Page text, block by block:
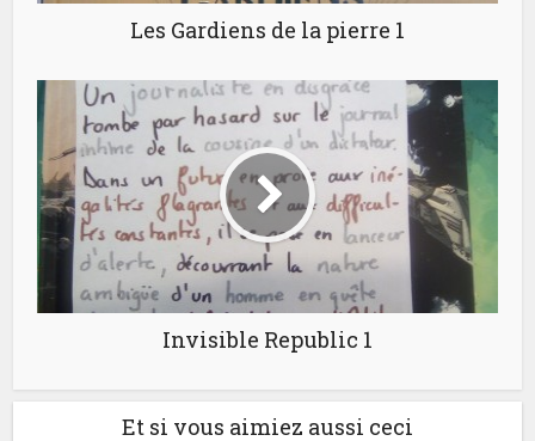
Les Gardiens de la pierre 1
Invisible Republic 1
Et si vous aimiez aussi ceci